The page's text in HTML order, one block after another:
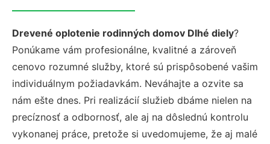
Drevené oplotenie rodinných domov Dlhé diely?
Ponúkame vám profesionálne, kvalitné a zároveň
cenovo rozumné služby, ktoré sú prispôsobené vašim
individuálnym požiadavkám. Neváhajte a ozvite sa
nám ešte dnes. Pri realizácií služieb dbáme nielen na
precíznosť a odbornosť, ale aj na dôslednú kontrolu
vykonanej práce, pretože si uvedomujeme, že aj malé